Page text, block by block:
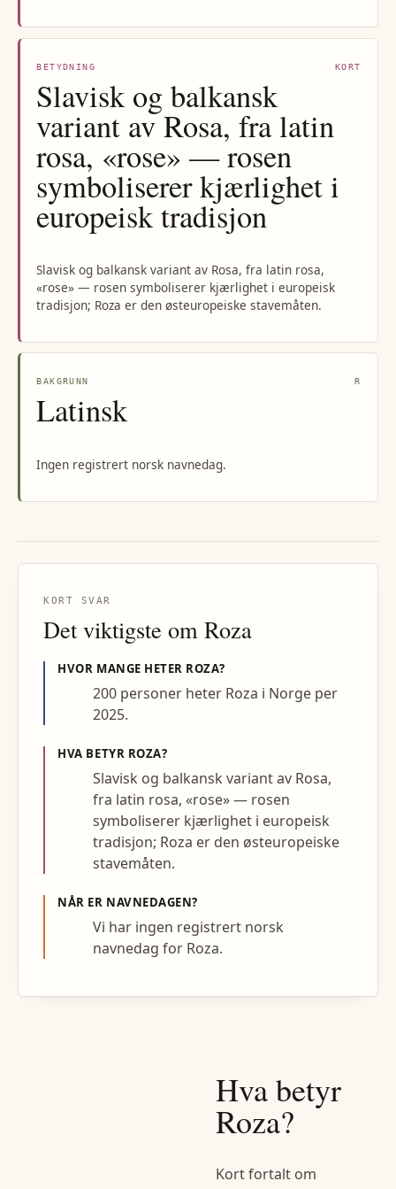
BETYDNING KORT
Slavisk og balkansk
variant av Rosa, fra latin
rosa, «rose» — rosen
symboliserer kjærlighet i
europeisk tradisjon
Slavisk og balkansk variant av Rosa, fra latin rosa,
«rose» — rosen symboliserer kjærlighet i europeisk
tradisjon; Roza er den østeuropeiske stavemåten.
BAKGRUNN R
Latinsk
Ingen registrert norsk navnedag.
KORT SVAR
Det viktigste om Roza
HVOR MANGE HETER ROZA?
200 personer heter Roza i Norge per
2025.
HVA BETYR ROZA?
Slavisk og balkansk variant av Rosa,
fra latin rosa, «rose» — rosen
symboliserer kjærlighet i europeisk
tradisjon; Roza er den østeuropeiske
stavemåten.
NÅR ER NAVNEDAGEN?
Vi har ingen registrert norsk
navnedag for Roza.
Hva betyr
Roza?
Kort fortalt om